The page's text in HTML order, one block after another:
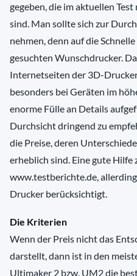
gegeben, die im aktuellen
sind. Man sollte sich zur
nehmen, denn auf die
gesuchten Wunschdrucker.
Internetseiten der 3D-
besonders bei Geräten im
enorme Fülle an Details
Durchsicht dringend zu
die Preise, deren
erheblich sind. Eine gute
www.testberichte.de,
Drucker berücksichtigt.
Die Kriterien
Wenn der Preis nicht das
darstellt, dann ist in den
Ultimaker 2 bzw. UM2 die